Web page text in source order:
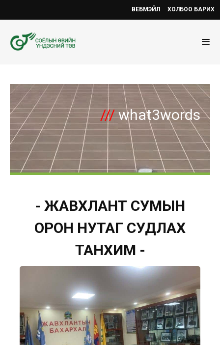
ВЕБМЭЙЛ ХОЛБОО БАРИХ
///what3words
- ЖАВХЛАНТ СУМЫН
ОРОН НУТАГ СУДЛАХ
ТАНХИМ -